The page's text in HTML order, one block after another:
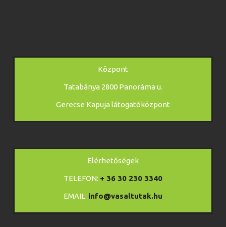
Központ
Tatabánya 2800 Panoráma u.
Gerecse Kapuja látogatóközpont
Elérhetőségek
TELEFON: + 36 30 230 3340
EMAIL: info@vasaltutak.hu